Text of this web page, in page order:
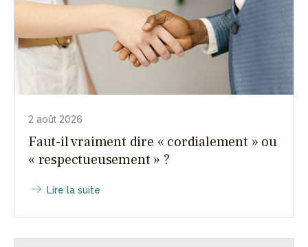
2 août 2026
Faut-il vraiment dire « cordialement » ou
« respectueusement » ?
Lire la suite